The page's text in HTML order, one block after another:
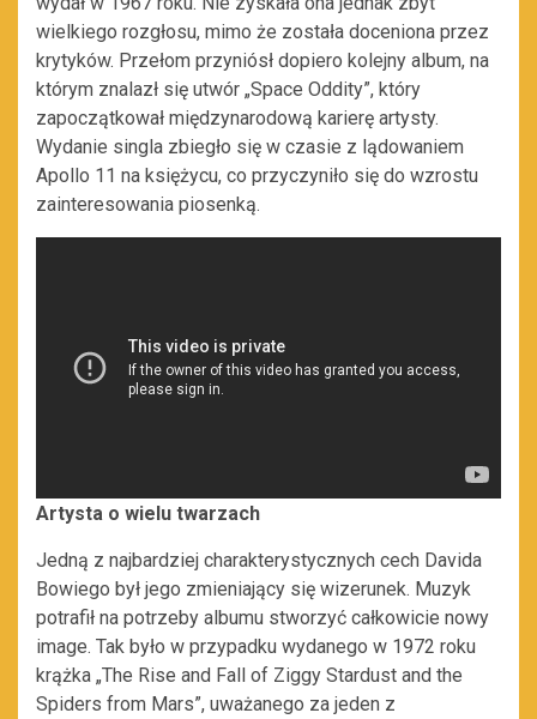
wielkiego rozgłosu, mimo że została doceniona przez
krytyków. Przełom przyniósł dopiero kolejny album, na
którym znalazł się utwór „Space Oddity”, który
zapoczątkował międzynarodową karierę artysty.
Wydanie singla zbiegło się w czasie z lądowaniem
Apollo 11 na księżycu, co przyczyniło się do wzrostu
zainteresowania piosenką.
Artysta o wielu twarzach
Jedną z najbardziej charakterystycznych cech Davida
Bowiego był jego zmieniający się wizerunek. Muzyk
potrafił na potrzeby albumu stworzyć całkowicie nowy
image. Tak było w przypadku wydanego w 1972 roku
krążka „The Rise and Fall of Ziggy Stardust and the
Spiders from Mars”, uważanego za jeden z